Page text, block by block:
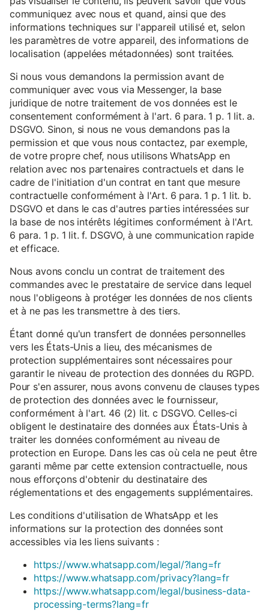
communiquez avec nous et quand, ainsi que des
informations techniques sur l'appareil utilisé et, selon
les paramètres de votre appareil, des informations de
localisation (appelées métadonnées) sont traitées.
Si nous vous demandons la permission avant de
communiquer avec vous via Messenger, la base
juridique de notre traitement de vos données est le
consentement conformément à l'art. 6 para. 1 p. 1 lit. a.
DSGVO. Sinon, si nous ne vous demandons pas la
permission et que vous nous contactez, par exemple,
de votre propre chef, nous utilisons WhatsApp en
relation avec nos partenaires contractuels et dans le
cadre de l'initiation d'un contrat en tant que mesure
contractuelle conformément à l'Art. 6 para. 1 p. 1 lit. b.
DSGVO et dans le cas d'autres parties intéressées sur
la base de nos intérêts légitimes conformément à l'Art.
6 para. 1 p. 1 lit. f. DSGVO, à une communication rapide
et efficace.
Nous avons conclu un contrat de traitement des
commandes avec le prestataire de service dans lequel
nous l'obligeons à protéger les données de nos clients
et à ne pas les transmettre à des tiers.
Étant donné qu'un transfert de données personnelles
vers les États-Unis a lieu, des mécanismes de
protection supplémentaires sont nécessaires pour
garantir le niveau de protection des données du RGPD.
Pour s'en assurer, nous avons convenu de clauses types
de protection des données avec le fournisseur,
conformément à l'art. 46 (2) lit. c DSGVO. Celles-ci
obligent le destinataire des données aux États-Unis à
traiter les données conformément au niveau de
protection en Europe. Dans les cas où cela ne peut être
garanti même par cette extension contractuelle, nous
nous efforçons d'obtenir du destinataire des
réglementations et des engagements supplémentaires.
Les conditions d'utilisation de WhatsApp et les
informations sur la protection des données sont
accessibles via les liens suivants :
https://www.whatsapp.com/legal/?lang=fr
https://www.whatsapp.com/privacy?lang=fr
https://www.whatsapp.com/legal/business-data-
processing-terms?lang=fr